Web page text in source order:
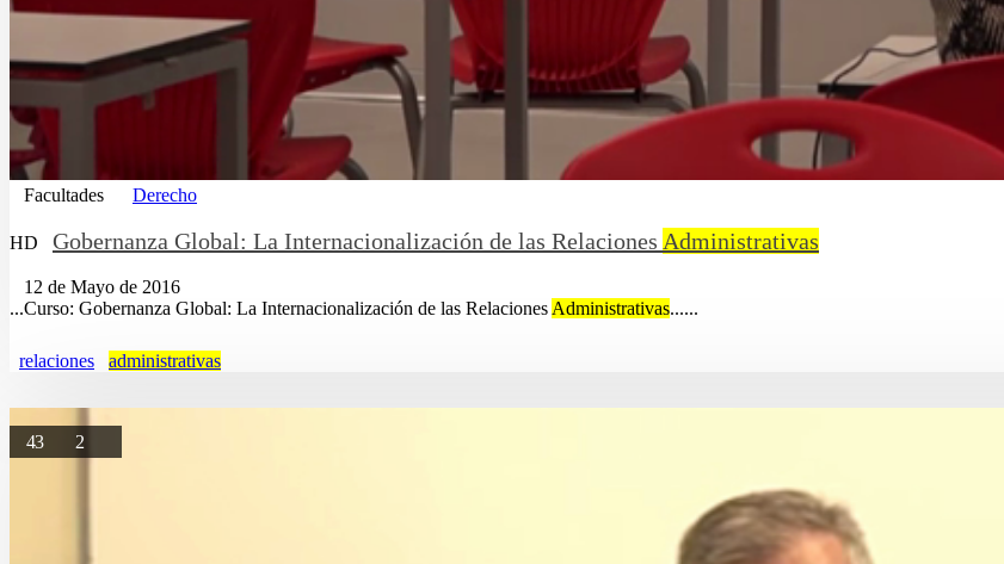
Facultades Derecho
HD Gobernanza Global: La Internacionalización de las Relaciones Administrativas
12 de Mayo de 2016
...Curso: Gobernanza Global: La Internacionalización de las Relaciones Administrativas......
relaciones administrativas
43 2